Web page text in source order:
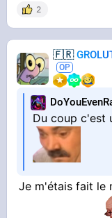
2
🇫🇷
Du coup c'est
Je m'étais fait le